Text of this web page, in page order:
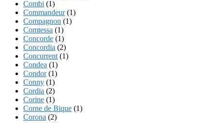
Combi (1)
Commandeur(1)
Compagnon (1)
Comtessa (1)
Concorde (1)
Concordia (2)
Concurrent (1)
Condea (1)
Condor(1)
Conny (1)
Cordia (2)
Corine (1)
Corne de Bique (1)
Corona (2)